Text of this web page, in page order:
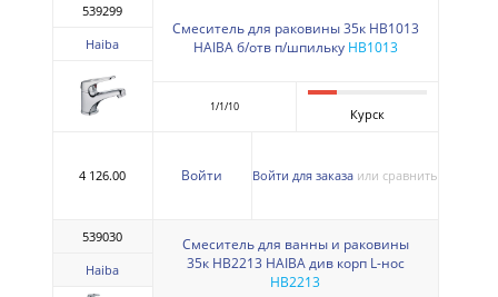
539299
Haiba
Смеситель для раковины 35к HB1013
HAIBA б/отв п/шпильку HB1013
1/1/10 Курск
4 126.00 Войти Войти для заказа или сравнить
539030
Haiba
Смеситель для ванны и раковины
35к HB2213 HAIBA див корп L-нос
HB2213